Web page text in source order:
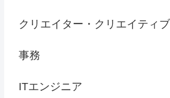
クリエイター・クリエイティブ
事務
ITエンジニア